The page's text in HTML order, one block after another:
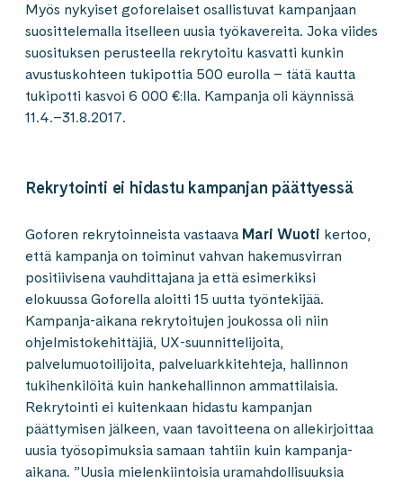
Myös nykyiset goforelaiset osallistuvat kampanjaan
suosittelemalla itselleen uusia työkavereita. Joka viides
suosituksen perusteella rekrytoitu kasvatti kunkin
avustuskohteen tukipottia 500 eurolla – tätä kautta
tukipotti kasvoi 6 000 €:lla. Kampanja oli käynnissä
11.4.–31.8.2017.
Rekrytointi ei hidastu kampanjan päättyessä
Goforen rekrytoinneista vastaava Mari Wuoti kertoo,
että kampanja on toiminut vahvan hakemusvirran
positiivisena vauhdittajana ja että esimerkiksi
elokuussa Goforella aloitti 15 uutta työntekijää.
Kampanja-aikana rekrytoitujen joukossa oli niin
ohjelmistokehittäjiä, UX-suunnittelijoita,
palvelumuotoilijoita, palveluarkkitehteja, hallinnon
tukihenkilöitä kuin hankehallinnon ammattilaisia.
Rekrytointi ei kuitenkaan hidastu kampanjan
päättymisen jälkeen, vaan tavoitteena on allekirjoittaa
uusia työsopimuksia samaan tahtiin kuin kampanja-
aikana. ”Uusia mielenkiintoisia uramahdollisuuksia